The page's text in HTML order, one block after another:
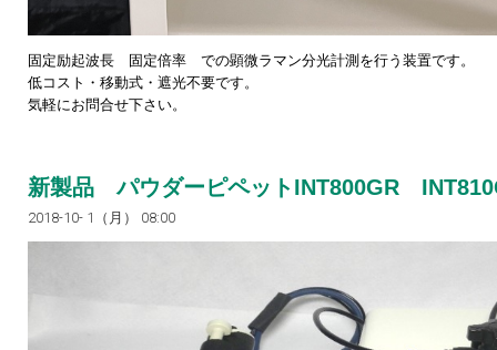
固定励起波長 固定倍率 での顕微ラマン分光計測を行う装置です。
低コスト・移動式・遮光不要です。
気軽にお問合せ下さい。
新製品 パウダーピペットINT800GR
2018-10- 1（月） 08:00